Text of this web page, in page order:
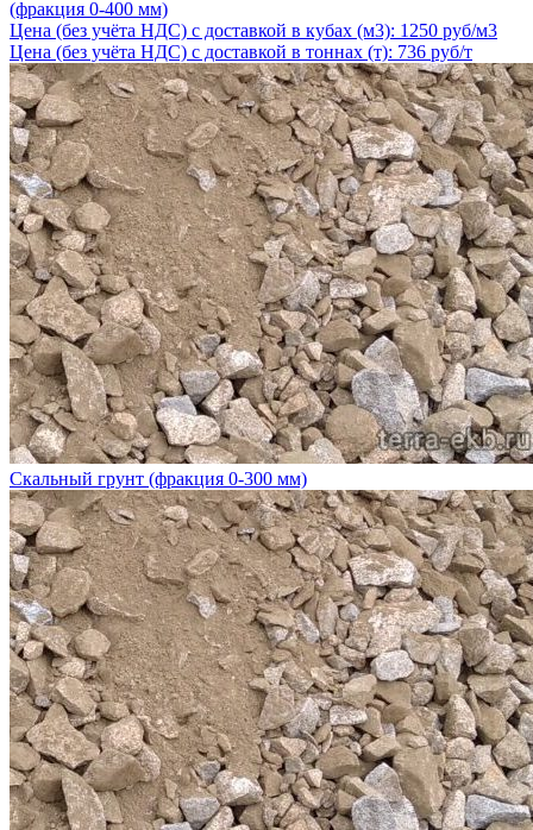
(фракция 0-400 мм)
Цена (без учёта НДС) с доставкой в кубах (м3): 1250 руб/м3
Цена (без учёта НДС) с доставкой в тоннах (т): 736 руб/т
Скальный грунт (фракция 0-300 мм)